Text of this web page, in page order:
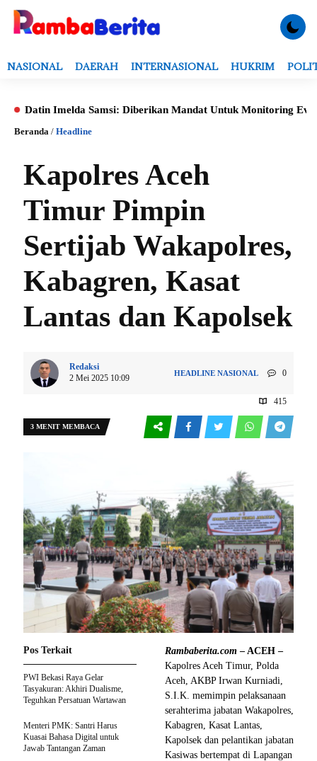
NASIONAL DAERAH INTERNASIONAL HUKRIM
Imelda Samsi: Diberikan Mandat Untuk Monitoring Evaluasi,
Beranda / Headline
Kapolres Aceh
Timur Pimpin
Sertijab Wakapolres,
Kabagren, Kasat
Lantas dan Kapolsek
Redaksi
2 Mei 2025 10:09
HEADLINE NASIONAL 0
415
3 MENIT MEMBACA
Rambaberita.com – ACEH –
Kapolres Aceh Timur, Polda
Aceh, AKBP Irwan Kurniadi,
S.I.K. memimpin pelaksanaan
serahterima jabatan Wakapolres,
Kabagren, Kasat Lantas,
Kapolsek dan pelantikan jabatan
Kasiwas bertempat di Lapangan
Pos Terkait
PWI Bekasi Raya Gelar
Tasyakuran: Akhiri Dualisme,
Teguhkan Persatuan Wartawan
Menteri PMK: Santri Harus
Kuasai Bahasa Digital untuk
Jawab Tantangan Zaman